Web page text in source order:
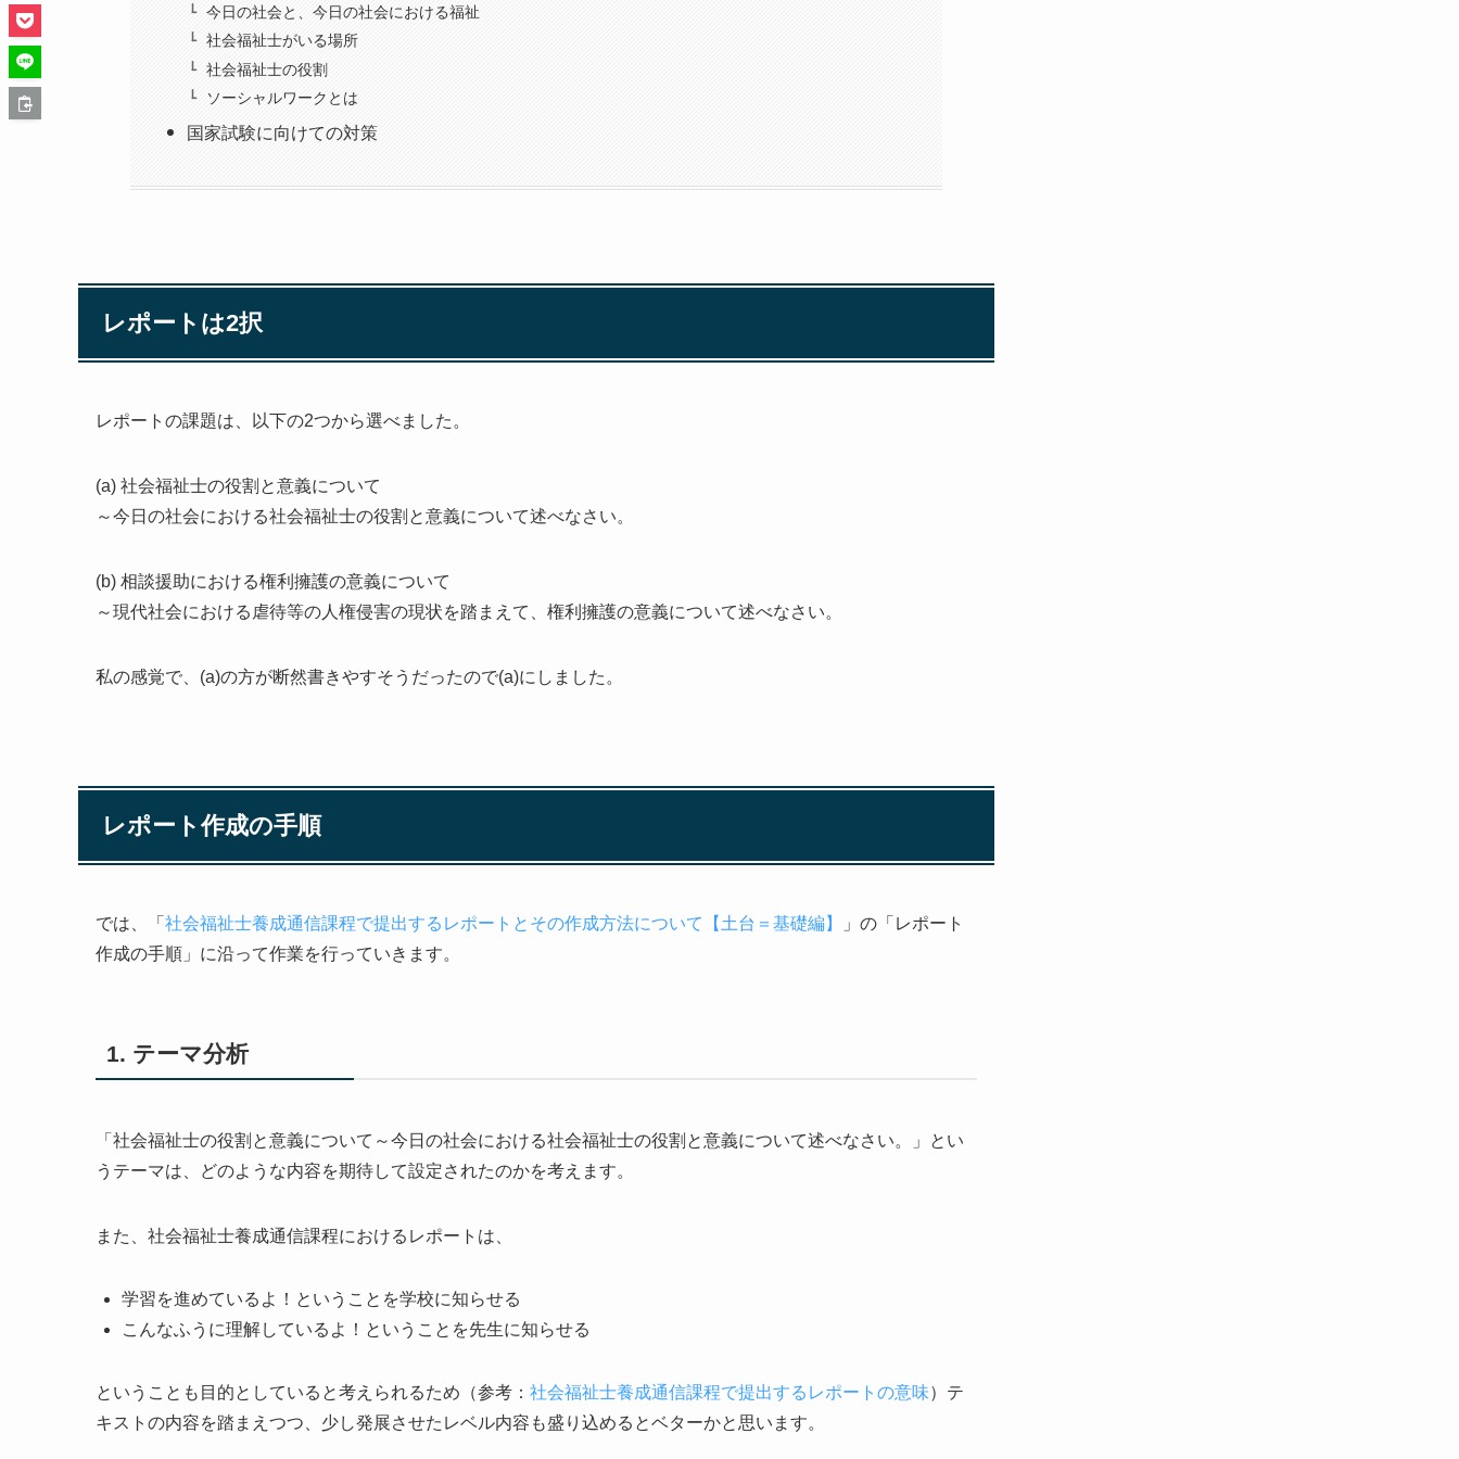
今日の社会と、今日の社会における福祉
社会福祉士がいる場所
社会福祉士の役割
ソーシャルワークとは
国家試験に向けての対策
レポートは2択
レポートの課題は、以下の2つから選べました。
(a) 社会福祉士の役割と意義について
～今日の社会における社会福祉士の役割と意義について述べなさい。
(b) 相談援助における権利擁護の意義について
～現代社会における虐待等の人権侵害の現状を踏まえて、権利擁護の意義について述べなさい。
私の感覚で、(a)の方が断然書きやすそうだったので(a)にしました。
レポート作成の手順
では、「 社会福祉士養成通信課程で提出するレポートとその作成方法について【土台＝基礎編】
」の「レポート
作成の手順」に沿って作業を行っていきます。
1. テーマ分析
「社会福祉士の役割と意義について～今日の社会における社会福祉士の役割と意義について述べなさい。」とい
うテーマは、どのような内容を期待して設定されたのかを考えます。
また、社会福祉士養成通信課程におけるレポートは、
学習を進めているよ！ということを学校に知らせる
こんなふうに理解しているよ！ということを先生に知らせる
ということも目的としていると考えられるため（参考： 社会福祉士養成通信課程で提出するレポートの意味）テ
キストの内容を踏まえつつ、少し発展させたレベル内容も盛り込めるとベターかと思います。